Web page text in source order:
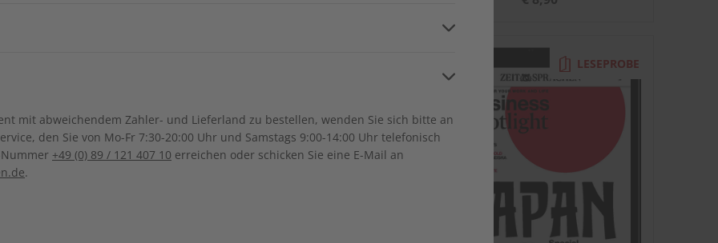
LESEPROBE
Macau
Pakistan Saudi-Arabien
Nigeria Réunion
Tunesien Tansania
Honduras Mexiko
Panama El Salvador
Kolumbien Ecuador
mit abweichendem Zahler- und Lieferland zu bestellen, wenden Sie sich bitte an
den Sie von Mo-Fr 7:30-20:00 Uhr und Samstags 9:00-14:00 Uhr telefonisch
+49 (0) 89 / 121 407 10 erreichen oder schicken Sie eine E-Mail an
.